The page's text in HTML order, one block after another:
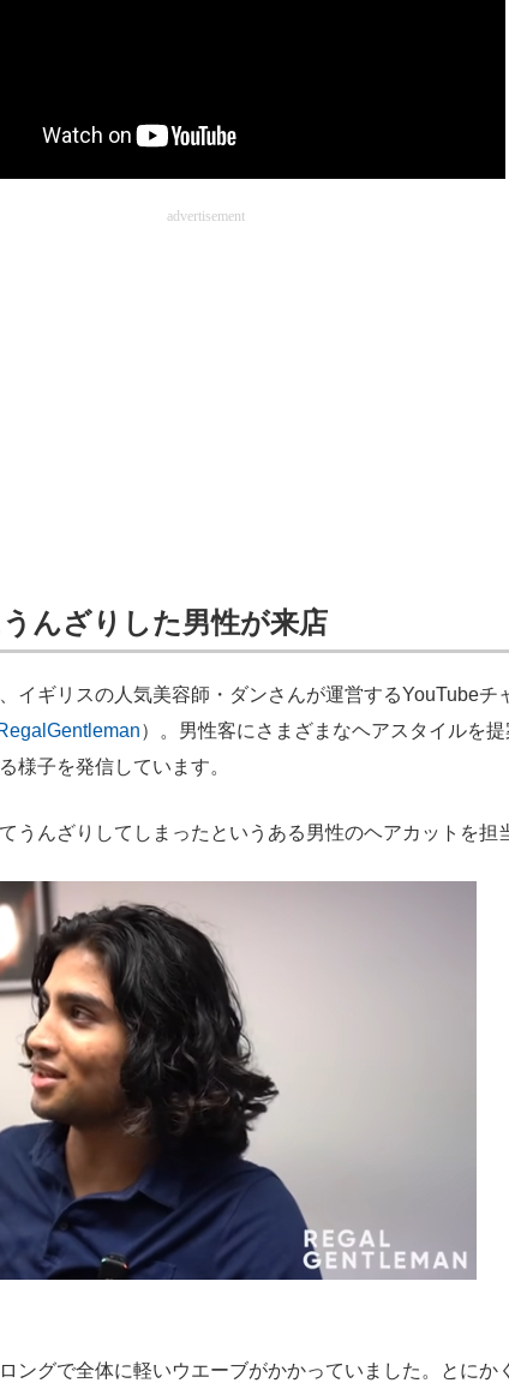
advertisement
んざりした男性が来店
イギリスの人気美容師・ダンさんが運営するYouTubeチ
）。男性客にさまざまなヘアスタイルを提
様子を発信しています。
うんざりしてしまったというある男性のヘアカットを担
ングで全体に軽いウエーブがかかっていました。とにか